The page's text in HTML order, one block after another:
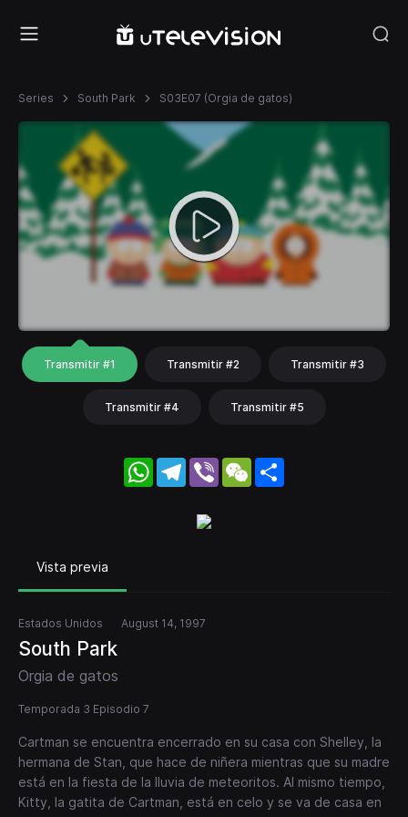
Series South Park S03E07 (Orgia de gatos)
Transmitir #1 Transmitir #2 Transmitir #3
Transmitir #4 Transmitir #5
WhatsApp
Telegram
Viber WeChat
Vista previa
Estados Unidos August 14, 1997
South Park
Orgia de gatos
Temporada 3 Episodio 7
Cartman se encuentra encerrado en su casa con Shelley, la
hermana de Stan, que hace de niñera mientras que su madre
está en la fiesta de la lluvia de meteoritos. Al mismo tiempo,
Kitty, la gatita de Cartman, está en celo y se va de casa en